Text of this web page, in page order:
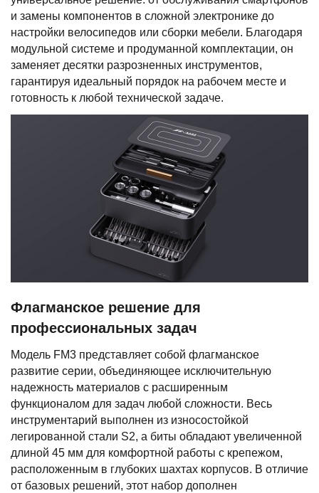
и замены компонентов в сложной электронике до
настройки велосипедов или сборки мебели. Благодаря
модульной системе и продуманной комплектации, он
заменяет десятки разрозненных инструментов,
гарантируя идеальный порядок на рабочем месте и
готовность к любой технической задаче.
Флагманское решение для
профессиональных задач
Модель FM3 представляет собой флагманское
развитие серии, объединяющее исключительную
надежность материалов с расширенным
функционалом для задач любой сложности. Весь
инструментарий выполнен из износостойкой
легированной стали S2, а биты обладают увеличенной
длиной 45 мм для комфортной работы с крепежом,
расположенным в глубоких шахтах корпусов. В отличие
от базовых решений, этот набор дополнен